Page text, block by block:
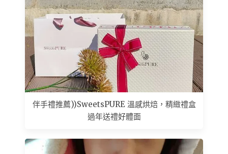
伴手禮推薦))SweetsPURE 溫感烘焙，精緻禮盒
過年送禮好體面